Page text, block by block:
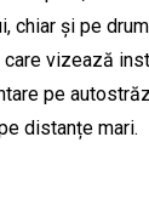
chiar și pe
vizează
pe
distanțe mari.